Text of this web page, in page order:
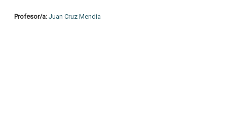
Profesor/a: Juan Cruz Mendía